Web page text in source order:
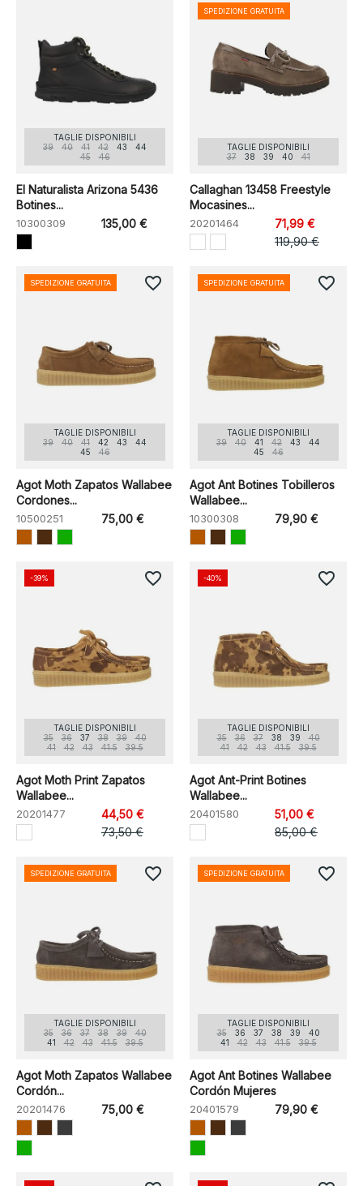
TAGLIE DISPONIBILI
39
40 41 42 43
44
45
46
El Naturalista Arizona 5436
Botines...
10300309 135,00 €
TAGLIE DISPONIBILI
37
38 39 40 41
Callaghan 13458 Freestyle
Mocasines...
20201464
71,99 €
119,90 €
SPEDIZIONE GRATUITA
TAGLIE DISPONIBILI
39
40 41 42 43
44
45
46
Agot Moth Zapatos Wallabee
Cordones...
10500251 75,00 €
SPEDIZIONE GRATUITA favorite_border
TAGLIE DISPONIBILI
39
40 41 42 43
44
45
46
Agot Ant Botines Tobilleros
Wallabee...
10300308 79,90 €
SPEDIZIONE GRATUITA favorite_border
TAGLIE DISPONIBILI
35
36 37 38 39
40
41
42 43 41.5 39.5
Agot Moth Print Zapatos
Wallabee...
20201477
44,50 €
73,50 €
-39% favorite_border
TAGLIE DISPONIBILI
35
36 37 38 39
40
41
42 43 41.5 39.5
Agot Ant-Print Botines
Wallabee...
20401580
51,00 €
85,00 €
-40% favorite_border
TAGLIE DISPONIBILI
35
36 37 38 39
40
41
42 43 41.5 39.5
Agot Moth Zapatos Wallabee
Cordón...
20201476 75,00 €
SPEDIZIONE GRATUITA favorite_border
TAGLIE DISPONIBILI
35
36 37 38 39
40
41
42 43 41.5 39.5
Agot Ant Botines Wallabee
Cordón Mujeres
20401579 79,90 €
SPEDIZIONE GRATUITA favorite_border